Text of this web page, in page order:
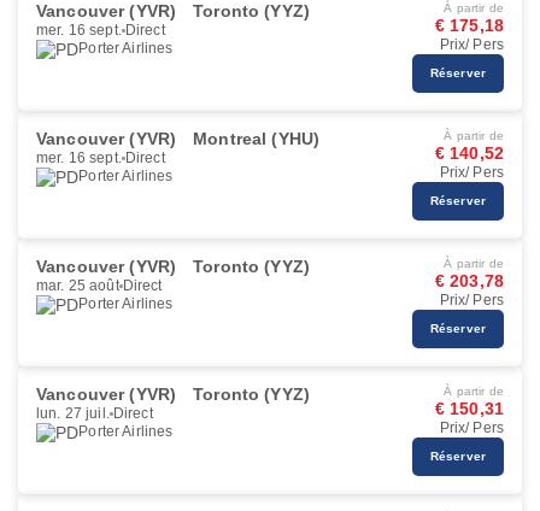
Vancouver (YVR) Toronto (YYZ)
mer. 16 sept. Direct
Porter Airlines
À partir de
€ 175,18
Prix/ Pers
Réserver
Vancouver (YVR) Montreal (YHU)
mer. 16 sept. Direct
Porter Airlines
À partir de
€ 140,52
Prix/ Pers
Réserver
Vancouver (YVR) Toronto (YYZ)
mar. 25 août Direct
Porter Airlines
À partir de
€ 203,78
Prix/ Pers
Réserver
Vancouver (YVR) Toronto (YYZ)
lun. 27 juil. Direct
Porter Airlines
À partir de
€ 150,31
Prix/ Pers
Réserver